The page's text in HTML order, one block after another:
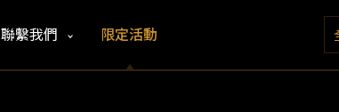
聯繫我們 限定活動